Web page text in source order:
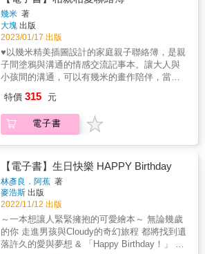
重新回到童年的力量。那也是我的心聲，青春
不再，童年的記憶是我們唯一的慰藉。」
&mdash;&mdash;幾米
喜。每個月的起始頁採用幾米未收錄在《我不
是完美小孩》系列作品，讓讀者看到小完美在
大頭照之外的生活點滴。週間與週末的日期有
顏色區隔，每一天都附有農曆日期，國定假日
則有特別標示恭喜大家要放假囉。 日曆頁面全
彩精印，以軟平膠裝便於撕下每日日曆頁面不
傷畫作本身。附有硬紙卡腳架，便於將日曆置
放於喜愛之處。全套以細緻彩印紙盒承裝，也
可用來收藏撕下的每一張日曆，妥善收藏幾米
的畫作。 2024將會是大家與小完美共度的美好
的一年。 &
大人們最開始都是小孩的超級英雄，大人們無
所不能，大人們可以完成一切小孩無法完成
的。到了某一天，小孩突然發現，事實不是他
所想像的那樣，大人跟小孩一樣脆弱，大人跟
小孩一樣需要被保護，大人跟小孩一樣需要被
好好安頓。隨著各種科技發展，小孩驚奇地發
現，許多小孩自然而然學會的新事物，大人們
卻拒絕接受、無法學習。小孩突然變得很累，
老師教大人各種新奇事物。大人學不會的時
候，小孩又不能叫大人罰寫一百遍。不只小孩
很累，大人也變得很累。新的科技新的歌曲新
超載，所以大人下班就想要窩在沙發上發呆、
追劇、什麼也不做，還會很高興地跟大家炫
耀，真的超級沒用啊。唉，各位親愛的小孩，
請原諒超級沒用的大人吧，他們只是有著大人
的外形而已。大家千萬要相親相愛，將心比
心，長大超辛苦的，因為大人的心裡都還是那
個長不大的小孩啊！【編輯筆記】作品富有童
幾米 著
大塊 出版
2023/01/17 出版
♥以幾米精美插圖設計的家庭親子聯絡簿，是親
子間塗鴉與溝通的情感交流記事本。讓大人與
小孩間的溝通，可以有幾米的畫作陪伴，當作
簿／手記設計，可供個人使用或親子間共同使
用，當作家庭內的交換日記。♥硬殼精裝搭配收
納書盒，便於書寫、翻閱、收藏。大人們老是
地幫自己解決困難，殊不知大人會遇到更多的
困難。大人與小孩隨時都需要溝通，但小孩與
大人卻很難好好溝通，特別是家庭親密關係裡
的大人小孩們。愛著對方卻說不出口，說出口
了又要急著掩飾。心意不能好好表達，只能用
種種拐來扭去的方式表達心跡。《相親相愛聯
絡簿》透過幾米創作的可愛畫作，設計成大人
想還彼此暢所欲言的共同筆記，是家庭裡彼此
特價 315 元
電子書
【電子書】生日快樂 HAPPY Birthday
林彥良．阿蕉 著
麥浩斯 出版
2022/11/12 出版
～一本想讓人緊緊擁抱的可愛繪本～ 無論幾歲
的你 走進男孩與Cloudy的奇幻旅程 都將找到遺
落許久的愛與夢想 & 「Happy Birthday！」 不